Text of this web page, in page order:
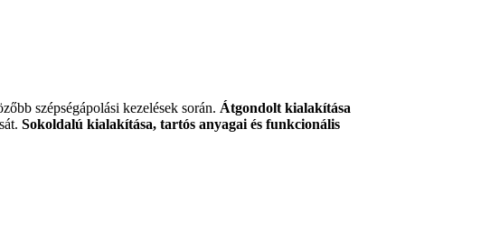
szépségápolási kezelések során. Átgondolt kialakítása
Sokoldalú kialakítása, tartós anyagai és funkcionális